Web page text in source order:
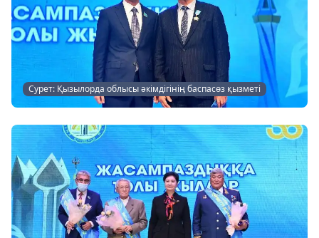
Сурет: Қызылорда облысы әкімдігінің баспасөз қызметі